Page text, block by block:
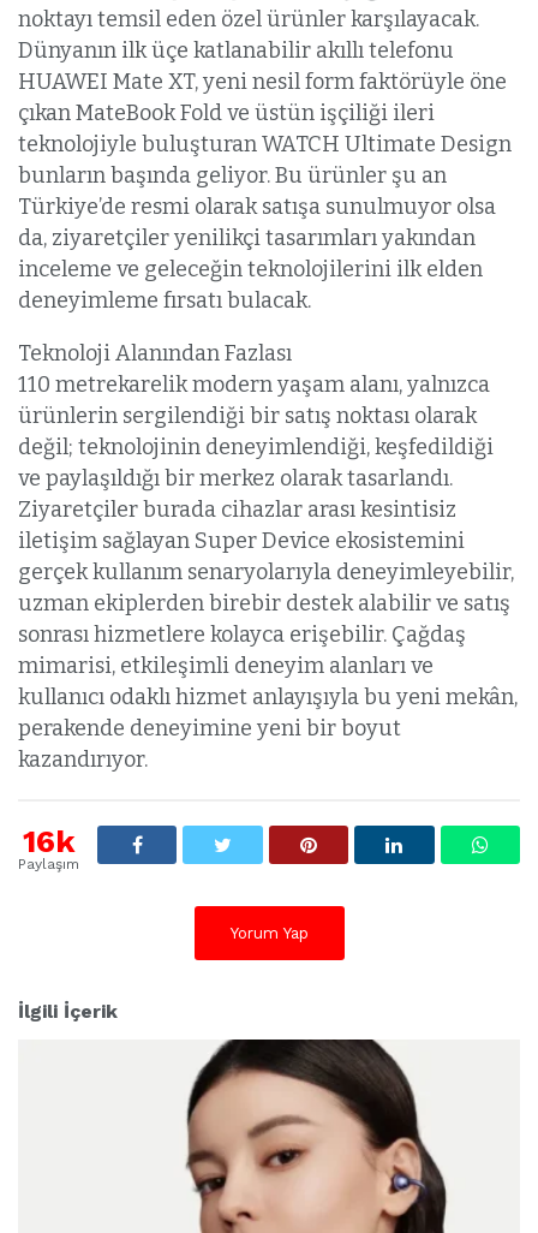
noktayı temsil eden özel ürünler karşılayacak.
Dünyanın ilk üçe katlanabilir akıllı telefonu
HUAWEI Mate XT, yeni nesil form faktörüyle öne
çıkan MateBook Fold ve üstün işçiliği ileri
teknolojiyle buluşturan WATCH Ultimate Design
bunların başında geliyor. Bu ürünler şu an
Türkiye’de resmi olarak satışa sunulmuyor olsa
da, ziyaretçiler yenilikçi tasarımları yakından
inceleme ve geleceğin teknolojilerini ilk elden
deneyimleme fırsatı bulacak.
Teknoloji Alanından Fazlası
110 metrekarelik modern yaşam alanı, yalnızca
ürünlerin sergilendiği bir satış noktası olarak
değil; teknolojinin deneyimlendiği, keşfedildiği
ve paylaşıldığı bir merkez olarak tasarlandı.
Ziyaretçiler burada cihazlar arası kesintisiz
iletişim sağlayan Super Device ekosistemini
gerçek kullanım senaryolarıyla deneyimleyebilir,
uzman ekiplerden birebir destek alabilir ve satış
sonrası hizmetlere kolayca erişebilir. Çağdaş
mimarisi, etkileşimli deneyim alanları ve
kullanıcı odaklı hizmet anlayışıyla bu yeni mekân,
perakende deneyimine yeni bir boyut
kazandırıyor.
16k
Paylaşım
Yorum Yap
İlgili İçerik